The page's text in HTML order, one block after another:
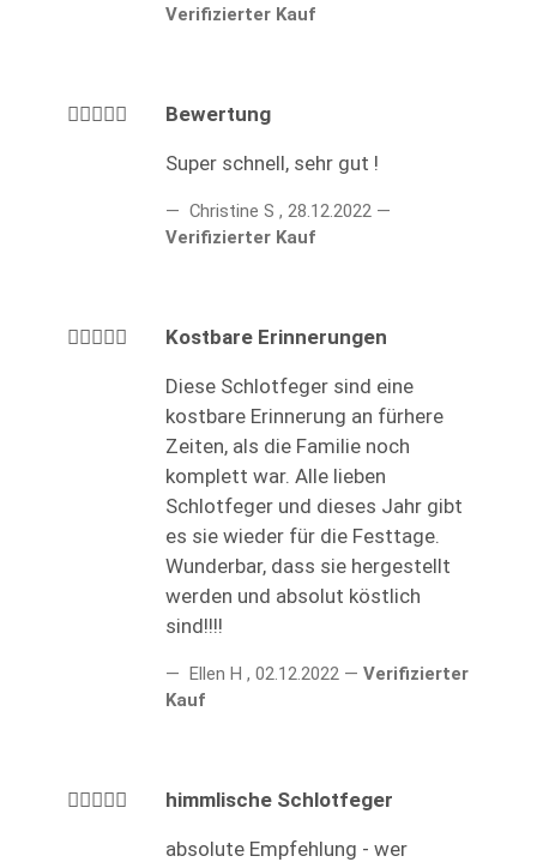
Verifizierter Kauf
Bewertung
Super schnell, sehr gut !
Christine S , 28.12.2022
Verifizierter Kauf
Kostbare Erinnerungen
Diese Schlotfeger sind eine
kostbare Erinnerung an fürhere
Zeiten, als die Familie noch
komplett war. Alle lieben
Schlotfeger und dieses Jahr gibt
es sie wieder für die Festtage.
Wunderbar, dass sie hergestellt
werden und absolut köstlich
sind!!!!
Ellen H , 02.12.2022
Verifizierter
Kauf
himmlische Schlotfeger
absolute Empfehlung - wer